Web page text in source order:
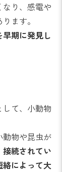
り、感電や
ます。
期に発見し
て、小動物
物や昆虫が
接続されてい
絡によって大